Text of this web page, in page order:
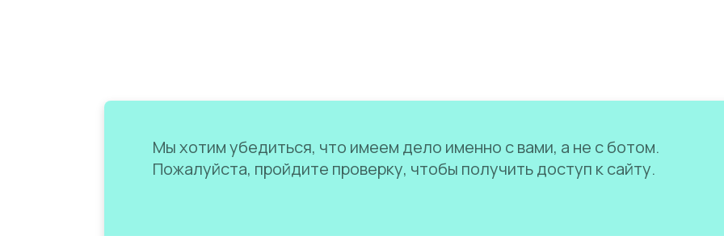
Мы хотим убедиться, что имеем дело именно с вами, а не с ботом.
Пожалуйста, пройдите проверку, чтобы получить доступ к сайту.